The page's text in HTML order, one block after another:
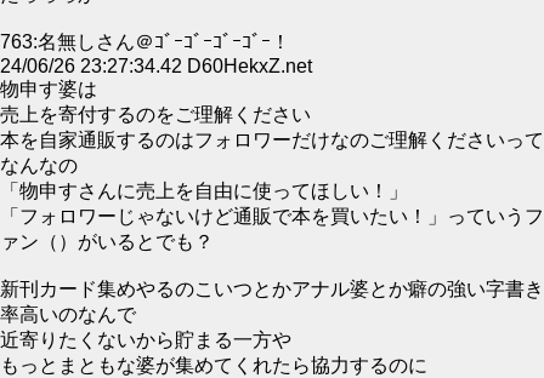
763:名無しさん＠ｺﾞｰｺﾞｰｺﾞｰｺﾞｰ！
24/06/26 23:27:34.42 D60HekxZ.net
物申す婆は
売上を寄付するのをご理解ください
本を自家通販するのはフォロワーだけなのご理解くださいって
なんなの
「物申すさんに売上を自由に使ってほしい！」
「フォロワーじゃないけど通販で本を買いたい！」っていうフ
ァン（）がいるとでも？
新刊カード集めやるのこいつとかアナル婆とか癖の強い字書き
率高いのなんで
近寄りたくないから貯まる一方や
もっとまともな婆が集めてくれたら協力するのに